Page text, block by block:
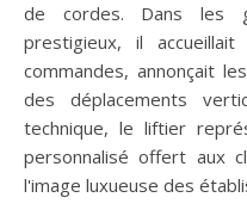
de cordes. Dans les
prestigieux, il
commandes, annonçait
des déplacements
technique, le liftier
personnalisé offert aux
l'image luxueuse des